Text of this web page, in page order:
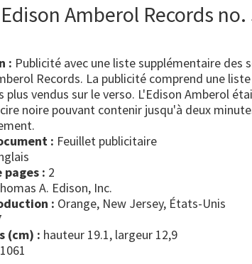
Amberol Records no.
: Publicité avec une liste supplémentaire des
Records. La publicité comprend une
plus vendus sur le verso. L'Edison Amberol
noire pouvant contenir jusqu'à deux
:
feuillet publicitaire
pages : 2
A. Edison, Inc.
: Orange, New Jersey, États-Unis
(cm) : hauteur 19.1, largeur 12,9